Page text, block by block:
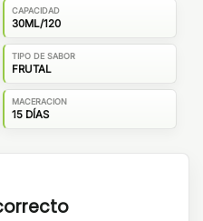
CAPACIDAD
30ML/120
TIPO DE SABOR
FRUTAL
MACERACION
15 DÍAS